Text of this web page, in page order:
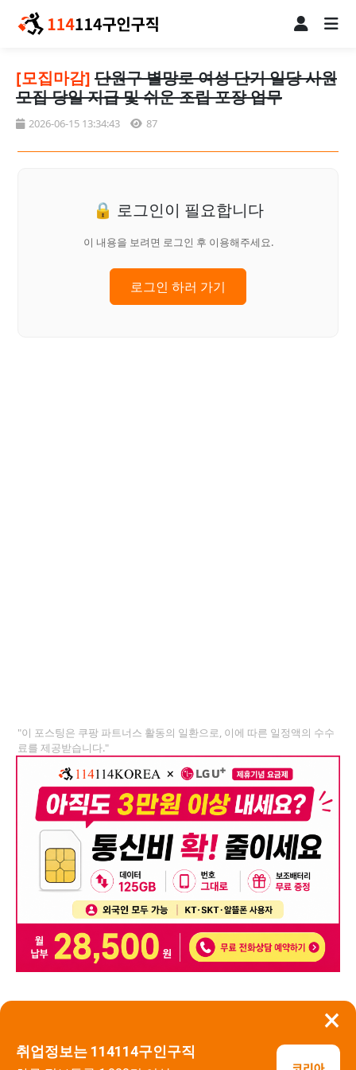
×
취업정보는 114114구인구직
[모집마감] 단원구 별망로 여성 단기 일당 사원
모집 당일 지급 및 쉬운 조립 포장 업무
2026-06-15 13:34:43 87
🔒 로그인이 필요합니다
이 내용을 보려면 로그인 후 이용해주세요.
로그인 하러 가기
"이 포스팅은 쿠팡 파트너스 활동의 일환으로, 이에 따른 일정액의 수수
료를 제공받습니다."